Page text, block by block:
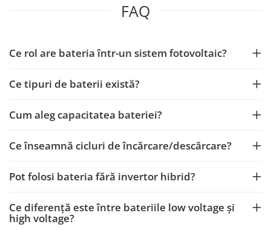
FAQ
Ce rol are bateria într-un sistem fotovoltaic?
Ce tipuri de baterii există?
Cum aleg capacitatea bateriei?
Ce înseamnă cicluri de încărcare/descărcare?
Pot folosi bateria fără invertor hibrid?
Ce diferență este între bateriile low voltage și
high voltage?